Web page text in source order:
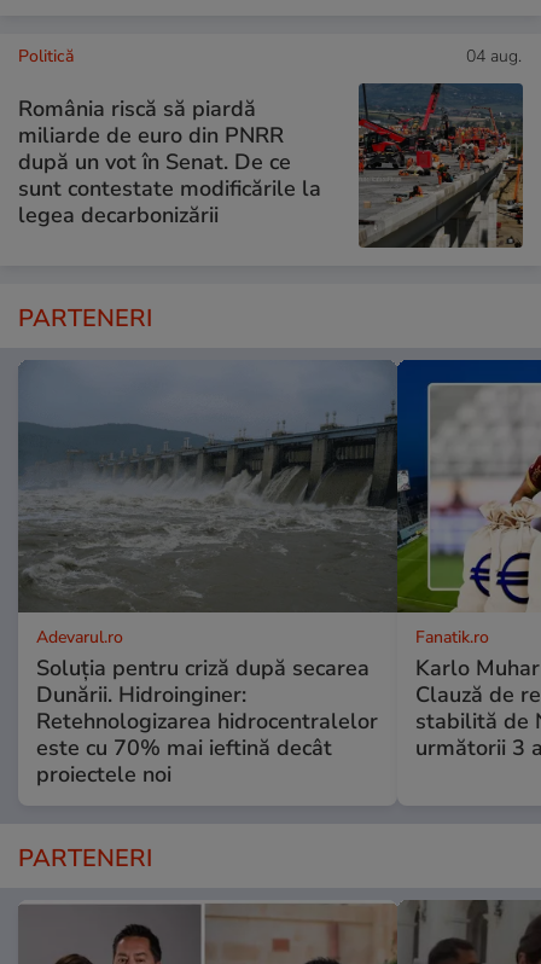
Politică 04 aug.
România riscă să piardă
miliarde de euro din PNRR
după un vot în Senat. De ce
sunt contestate modificările la
legea decarbonizării
PARTENERI
Adevarul.ro
Soluția pentru criză după secarea
Dunării. Hidroinginer:
Retehnologizarea hidrocentralelor
este cu 70% mai ieftină decât
proiectele noi
Fanatik.ro
Karlo
Clauză de
stabilită de
următorii 3
PARTENERI